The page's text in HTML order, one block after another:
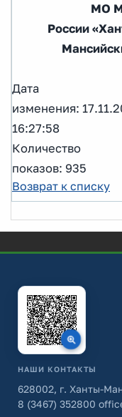
МО
России
Дата
изменения:
16:27:58
Количество
показов: 935
Возврат к списку
НАШИ КОНТАКТЫ
628002, г. Ханты-
8 (3467) 352800